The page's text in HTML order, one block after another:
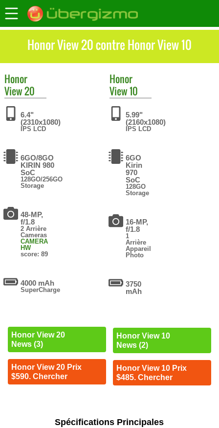
Honor View 20 contre Honor View 10
Honor
View 20
6.4"
(2310x1080)
IPS LCD
6GO/8GO
KIRIN 980
SoC
128GO/256GO
Storage
48-MP,
f/1.8
2 Arrière
Cameras
CAMERA
HW
score: 89
4000 mAh
SuperCharge
Honor View 20
News (3)
Honor View 20 Prix
$590. Chercher
Honor
View 10
5.99"
(2160x1080)
IPS LCD
6GO
Kirin
970
SoC
128GO
Storage
16-MP,
f/1.8
1
Arrière
Appareil
Photo
3750
mAh
Honor View 10
News (2)
Honor View 10 Prix
$485. Chercher
Spécifications Principales